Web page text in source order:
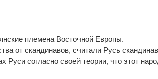
племена Восточной Европы.
от скандинавов, считали Русь
Руси согласно своей теории, что этот